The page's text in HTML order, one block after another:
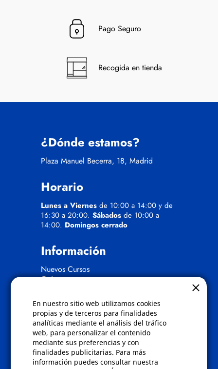
En nuestro sitio web utilizamos cookies
propias y de terceros para finalidades
analíticas mediante el análisis del tráfico
web, para personalizar el contenido
mediante sus preferencias y con
finalidades publicitarias. Para más
información puedes consultar nuestra
Pago Seguro
Recogida en tienda
¿Dónde estamos?
Plaza Manuel Becerra, 18, Madrid
Horario
Lunes a Viernes de 10:00 a 14:00 y de
16:30 a 20:00. Sábados de 10:00 a
14:00. Domingos cerrado
Información
Nuevos Cursos
Quienes somos
Políticas
Condiciones de compra
Aviso de privacidad
Cookies
Bajas comunicados comerciales